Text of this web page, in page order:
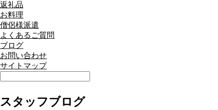
返礼品
お料理
僧侶様派遣
よくあるご質問
ブログ
お問い合わせ
サイトマップ
スタッフブログ